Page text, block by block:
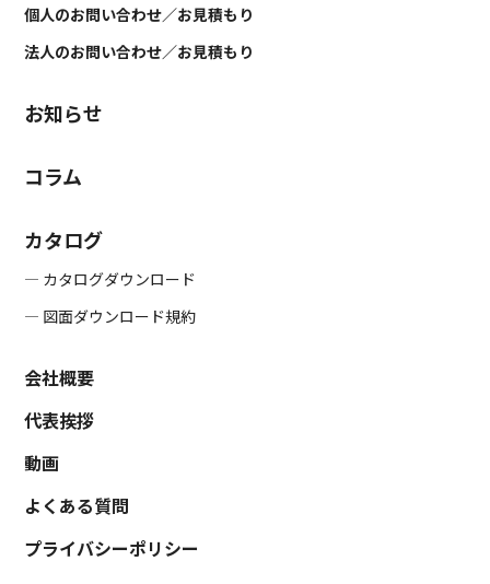
個人のお問い合わせ／お見積もり
法人のお問い合わせ／お見積もり
お知らせ
コラム
カタログ
― カタログダウンロード
― 図面ダウンロード規約
会社概要
代表挨拶
動画
よくある質問
プライバシーポリシー